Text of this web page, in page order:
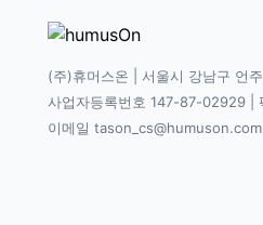
(주)휴머스온 | 서울시 강남구 언
사업자등록번호 147-87-02929
이메일 tason_cs@humuson.com